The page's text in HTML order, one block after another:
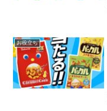
お役立ち